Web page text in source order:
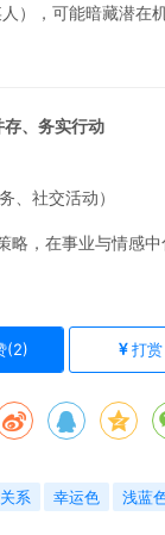
），可能暗藏潜在
、务实行动
、社交活动）
略，在事业与情感
(2) 打赏
系 幸运色 浅蓝